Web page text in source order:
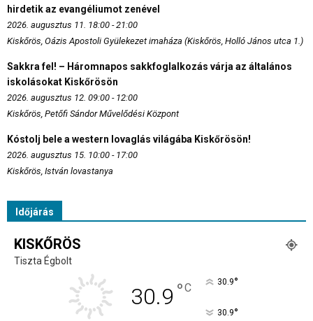
hirdetik az evangéliumot zenével
2026. augusztus 11. 18:00 - 21:00
Kiskőrös, Oázis Apostoli Gyülekezet imaháza (Kiskőrös, Holló János utca 1.)
Sakkra fel! – Háromnapos sakkfoglalkozás várja az általános
iskolásokat Kiskőrösön
2026. augusztus 12. 09:00 - 12:00
Kiskőrös, Petőfi Sándor Művelődési Központ
Kóstolj bele a western lovaglás világába Kiskőrösön!
2026. augusztus 15. 10:00 - 17:00
Kiskőrös, István lovastanya
Időjárás
KISKŐRÖS
Tiszta Égbolt
30.9 °C 30.9°
30.9°